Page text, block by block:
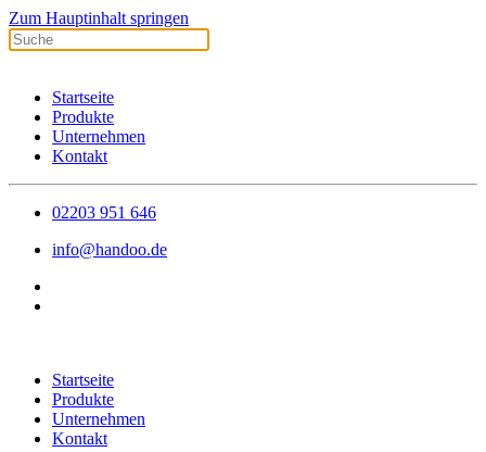
Zum Hauptinhalt springen
Startseite
Produkte
Unternehmen
Kontakt
02203 951 646
info@handoo.de
Startseite
Produkte
Unternehmen
Kontakt